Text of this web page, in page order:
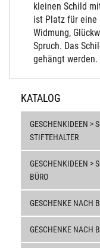
kleinen Schild
ist Platz für eine
Widmung,
Spruch. Das
gehängt
KATALOG
GESCHENKIDEEN >
STIFTEHALTER
GESCHENKIDEEN >
BÜRO
GESCHENKE NACH
GESCHENKE NACH